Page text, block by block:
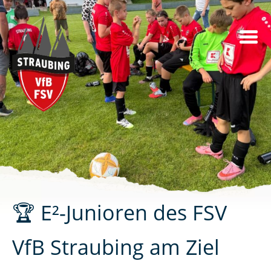
Skip
to
content
🏆 E²-Junioren des FSV
VfB Straubing am Ziel